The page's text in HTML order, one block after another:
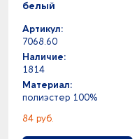
белый
Артикул:
7068.60
Наличие:
1814
Материал:
полиэстер 100%
84 руб.